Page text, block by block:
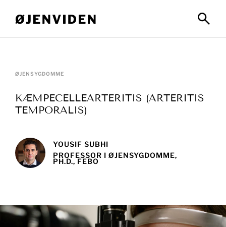
ØJENSYGDOMME
KÆMPECELLEARTERITIS (ARTERITIS
TEMPORALIS)
YOUSIF SUBHI
PROFESSOR I ØJENSYGDOMME,
PH.D., FEBO